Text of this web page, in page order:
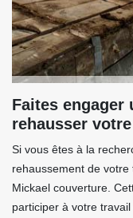
Faites engager
rehausser
Si vous êtes à la
rehaussement de
Mickael couverture.
participer à votre